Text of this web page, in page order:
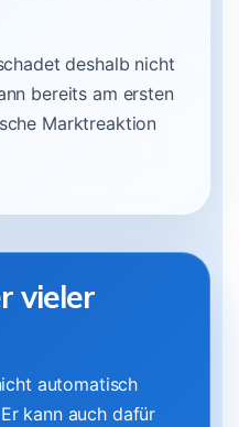
deshalb nicht
bereits am ersten
Marktreaktion
vieler
automatisch
kann auch dafür